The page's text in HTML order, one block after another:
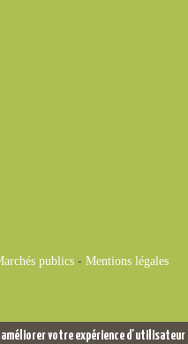
publics- Mentions légales
votre expérience d'utilisateur